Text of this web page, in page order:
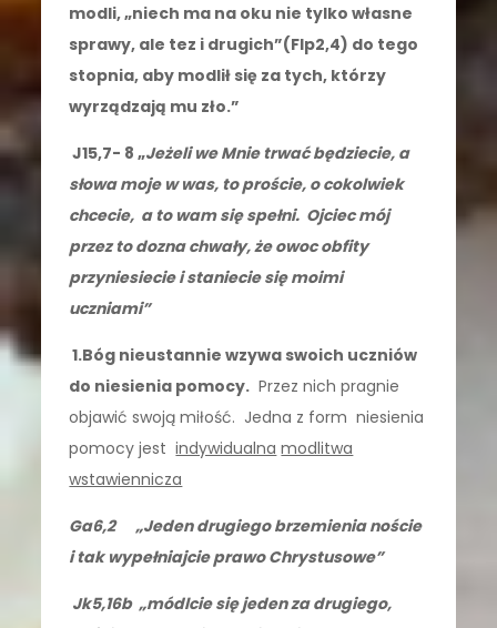
modli, „niech ma na oku nie tylko własne
sprawy, ale tez i drugich”(Flp2,4) do tego
stopnia, aby modlił się za tych, którzy
wyrządzają mu zło.”
J15,7- 8 „Jeżeli we Mnie trwać będziecie, a
słowa moje w was, to proście, o cokolwiek
chcecie, a to wam się spełni. Ojciec mój
przez to dozna chwały, że owoc obfity
przyniesiecie i staniecie się moimi
uczniami”
1.Bóg nieustannie wzywa swoich uczniów
do niesienia pomocy. Przez nich pragnie
objawić swoją miłość. Jedna z form niesienia
pomocy jestindywidualna modlitwa
wstawiennicza
Ga6,2 „Jeden drugiego brzemienia noście
i tak wypełniajcie prawo Chrystusowe”
Jk5,16b „módlcie się jeden za drugiego,